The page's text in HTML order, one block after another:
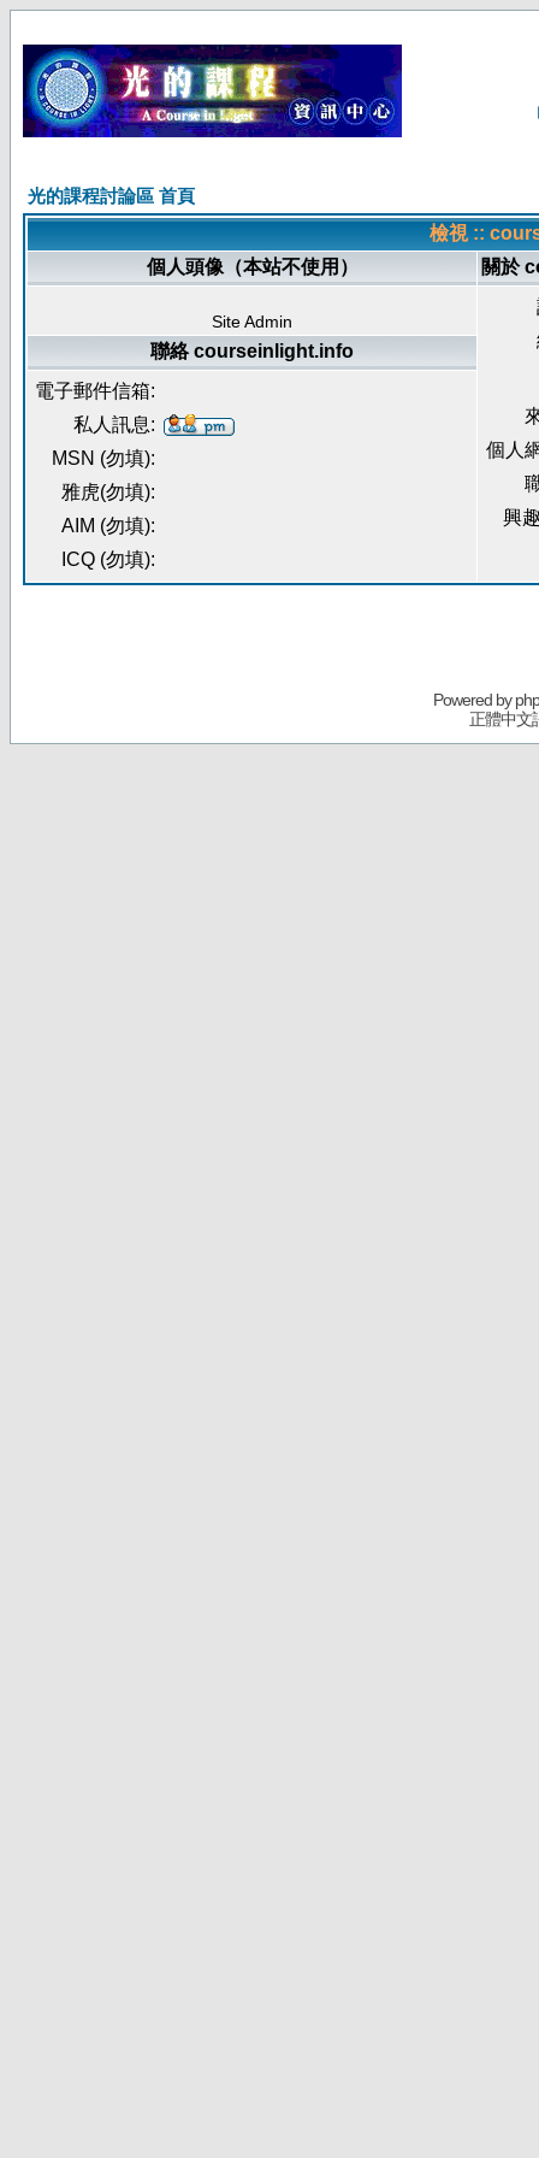
光的課程討論區 首頁
檢視 ::
個人頭像（本站不使用）
關於
Site Admin
個人
興
聯絡 courseinlight.info
電子郵件信箱:
私人訊息:
MSN (勿填):
雅虎(勿填):
AIM (勿填):
ICQ (勿填):
Powered by
正體中文